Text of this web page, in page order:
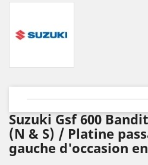
Suzuki Gsf 600
(N & S) / Platine
gauche d'occasion